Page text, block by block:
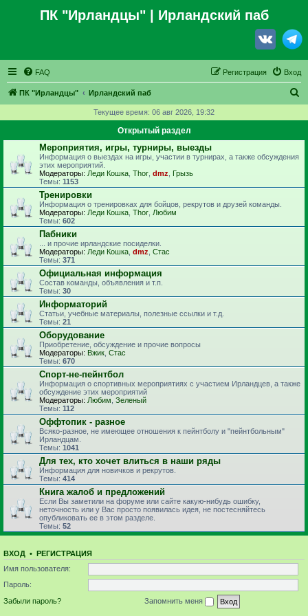
ПК "Ирландцы"| Ирландский паб
FAQ Вход
Регистрация
ПК "Ирландцы" Ирландский паб
с
Текущее время: 06 авг 2026, 19:32
Открытый раздел
Мероприятия, игры, турниры, выезды
Информация о выездах на игры, участии в турнирах, а также обсуждения
этих мероприятий.
Модераторы: Леди Кошка Thor dmz
Грызь
Темы: 1153
Тренировки
Информация о тренировках для бойцов, рекрутов и друзей команды.
Модераторы: Леди Кошка Thor Любим
Темы: 602
Пабники
... и прочие ирландские посиделки.
Модераторы: Леди Кошка dmz Стас
Темы: 371
Официальная информация
Состав команды, объявления и т.п.
Темы: 30
Информаторий
Статьи, учебные материалы, полезные ссылки и т.д.
Темы: 21
Оборудование
Приобретение, обсуждение и прочие вопросы
Модераторы: Вжик Стас
Темы: 670
Спорт-не-пейнтбол
Информация о спортивных мероприятиях с участием Ирландцев, а также
обсуждение этих мероприятий
Модераторы: Любим Зеленый
Темы: 112
Оффтопик - разное
Всяко-разное, не имеющее отношения к пейнтболу и "пейнтбольным"
Ирландцам.
Темы: 1041
Для тех, кто хочет влиться в наши ряды
Информация для новичков и рекрутов.
Темы: 414
Книга жалоб и предложений
Если Вы заметили на форуме или сайте какую-нибудь ошибку,
неточность или у Вас просто появилась идея, не постесняйтесь
опубликовать ее в этом разделе.
Темы: 52
ВХОД • РЕГИСТРАЦИЯ
Имя пользователя:
Пароль:
Забыли пароль?
Запомнить меня